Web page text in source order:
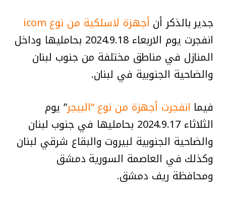
جدير بالذكر أن أجهزة لاسلكية من نوع icom
انفجرت يوم الاربعاء 2024.9.18 بحامليها وداخل
المنازل في مناطق مختلفة من جنوب لبنان
والضاحية الجنوبية في لبنان.
فيما انفجرت أجهزة من نوع “البيجر” يوم
الثلاثاء 2024.9.17 بحامليها في جنوب لبنان
والضاحية الجنوبية لبيروت والبقاع شرقي لبنان
وكذلك في العاصمة السورية دمشق
ومحافظة ريف دمشق.